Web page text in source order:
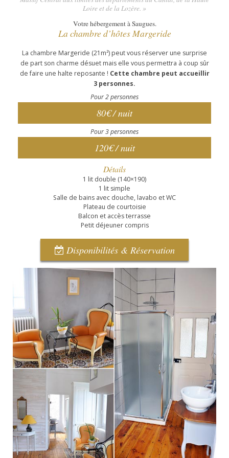
Loire et de la Lozère. »
Votre hébergement à Saugues.
La chambre d’hôtes Margeride
La chambre Margeride (21m²) peut vous réserver une surprise
de part son charme désuet mais elle vous permettra à coup sûr
de faire une halte reposante ! Cette chambre peut accueillir
3 personnes.
Pour 2 personnes
80€ / nuit
Pour 3 personnes
120€ / nuit
Détails
1 lit double (140×190)
1 lit simple
Salle de bains avec douche, lavabo et WC
Plateau de courtoisie
Balcon et accès terrasse
Petit déjeuner compris
Disponibilités & Réservation